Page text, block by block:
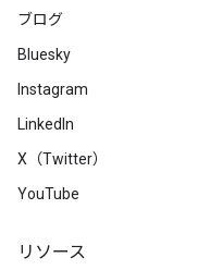
ブログ
Bluesky
Instagram
LinkedIn
X（Twitter）
YouTube
リソース